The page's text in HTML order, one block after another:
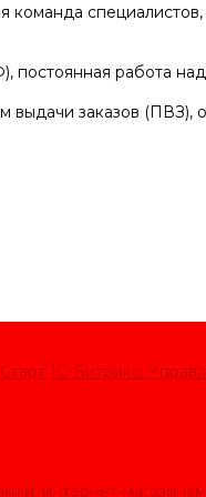
команда
постоянная работа
заказов (ПВЗ),
1С-Битрикс:
интернет-